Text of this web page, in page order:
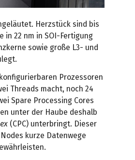
Herzstück sind bis
in 22 nm in SOI-Fertigung
sowie große L3- und
Prozessoren
Threads macht, noch 24
Spare Processing Cores
unter der Haube deshalb
(CPC) unterbringt. Dieser
kurze Datenwege